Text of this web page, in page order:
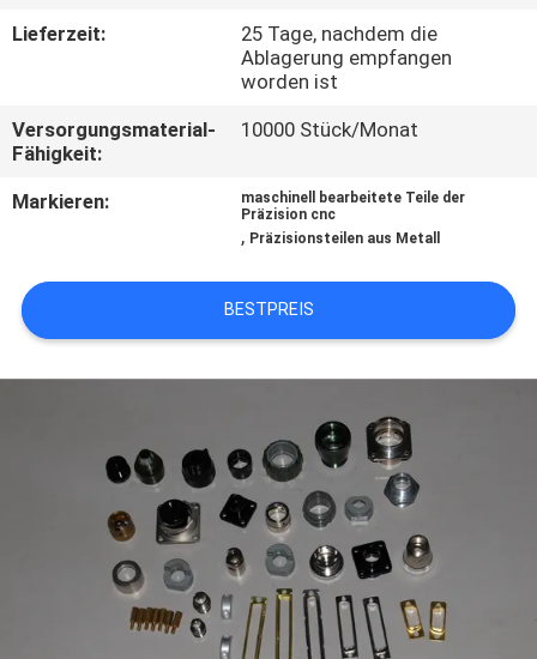
SITEMAP
POLICY
Lieferzeit:
25 Tage, nachdem die
Ablagerung empfangen
worden ist
Versorgungsmaterial-
Fähigkeit:
10000 Stück/Monat
Markieren:
maschinell bearbeitete Teile der
Präzision cnc
, Präzisionsteilen aus Metall
BESTPREIS